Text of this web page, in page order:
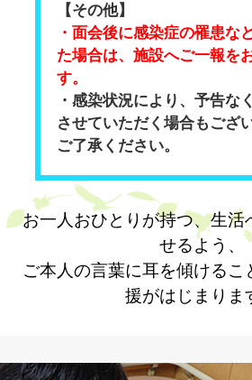
【その他】
・面会後に感染症の罹患な
た場合は、施設へご一報を
す。
・感染状況により、予告な
させていただく場合もござ
ご了承ください。
お一人おひとりが持つ、生活
せるよう、
ご本人の言葉に耳を傾けるこ
援がはじまりま